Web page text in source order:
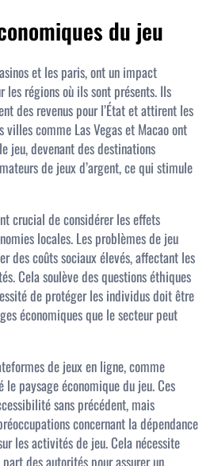
du jeu
et les paris, ont un impact
régions où ils sont présents. Ils
des revenus pour l’État et attirent les
villes comme Las Vegas et Macao ont
jeu, devenant des destinations
de jeux d’argent, ce qui stimule
crucial de considérer les effets
locales. Les problèmes de jeu
des coûts sociaux élevés, affectant les
Cela soulève des questions éthiques
de protéger les individus doit être
économiques que le secteur peut
de jeux en ligne, comme
paysage économique du jeu. Ces
sans précédent, mais
concernant la dépendance
les activités de jeu. Cela nécessite
des autorités pour assurer un